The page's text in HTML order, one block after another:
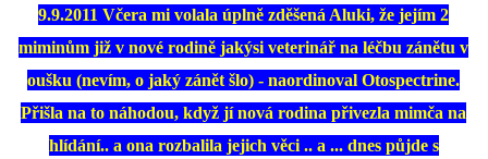
V NOVÝCH DOMOVECH
DFD - DOMOV FRETČÍCH DŮCHODCŮ
9.9.2011 Včera mi volala úplně zděšená Aluki, že jejím 2
miminům již v nové rodině jakýsi veterinář na léčbu zánětu v
oušku (nevím, o jaký zánět šlo) - naordinoval Otospectrine.
Přišla na to náhodou, když jí nová rodina přivezla mimča na
hlídání.. a ona rozbalila jejich věci .. a ... dnes půjde s